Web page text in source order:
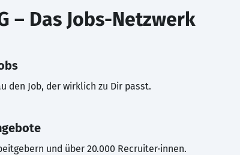
– Das Jobs-Netzwerk
den Job, der wirklich zu Dir passt.
und über 20.000 Recruiter·innen.